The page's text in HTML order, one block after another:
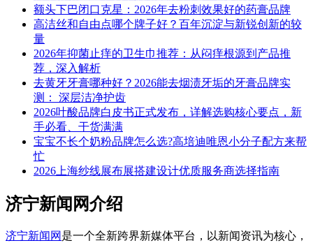
额头下巴闭口克星：2026年去粉刺效果好的药膏品牌
高洁丝和自由点哪个牌子好？百年沉淀与新锐创新的较
量
2026年抑菌止痒的卫生巾推荐：从闷痒根源到产品推
荐，深入解析
去黄牙牙膏哪种好？2026能去烟渍牙垢的牙膏品牌实
测： 深层洁净护齿
2026叶酸品牌白皮书正式发布，详解选购核心要点，新
手必看、干货满满
宝宝不长个奶粉品牌怎么选?高培迪唯恩小分子配方来帮
忙
2026上海纱线展布展搭建设计优质服务商选择指南
济宁新闻网介绍
济宁新闻网 是一个全新跨界新媒体平台，以新闻资讯为核心，